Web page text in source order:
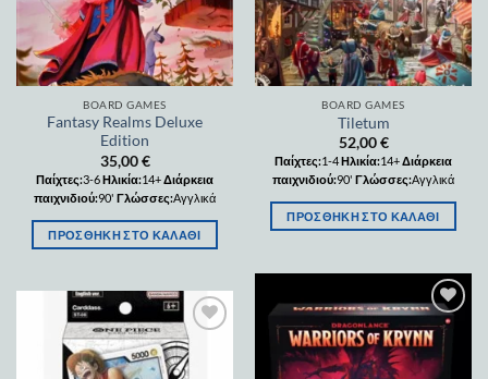
BOARD GAMES
Fantasy Realms Deluxe
Edition
35,00€
Παίχτες:3-6Ηλικία:14+Διάρκεια
παιχνιδιού:90' Γλώσσες:Αγγλικά
ΠΡΟΣΘΉΚΗ ΣΤΟ ΚΑΛΆΘΙ
BOARD GAMES
Tiletum
52,00€
Παίχτες:1-4Ηλικία:14+Διάρκεια
παιχνιδιού:90' Γλώσσες:Αγγλικά
ΠΡΟΣΘΉΚΗ ΣΤΟ ΚΑΛΆΘΙ
Add to
wishlist
Add to
wishlist